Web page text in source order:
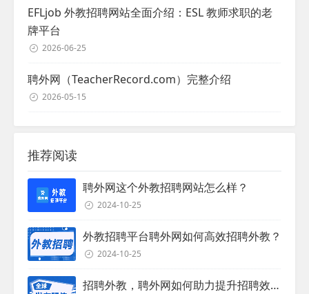
EFLjob 外教招聘网站全面介绍：ESL 教师求职的老
牌平台
2026-06-25
聘外网（TeacherRecord.com）完整介绍
2026-05-15
推荐阅读
聘外网这个外教招聘网站怎么样？
2024-10-25
外教招聘平台聘外网如何高效招聘外教？
2024-10-25
招聘外教，聘外网如何助力提升招聘效率？